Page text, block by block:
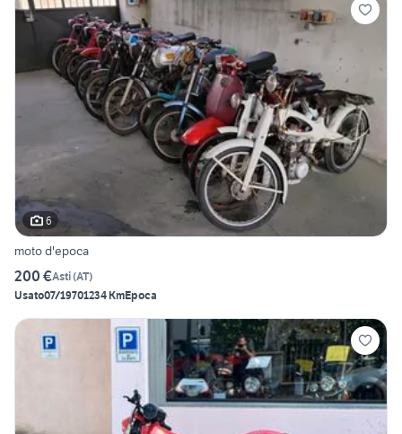
6
moto d'epoca
200 €Asti(AT)
Usato07/19701234 KmEpoca